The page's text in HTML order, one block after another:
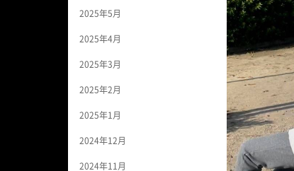
2025年5月
2025年4月
2025年3月
2025年2月
2025年1月
2024年12月
2024年11月